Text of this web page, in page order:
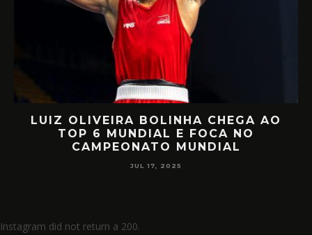
OLIVEIRA BOLINHA CHEGA AO
TOP 6 MUNDIAL E FOCA NO
CAMPEONATO MUNDIAL
JUL 17, 2025
Instagram did not return a 200.